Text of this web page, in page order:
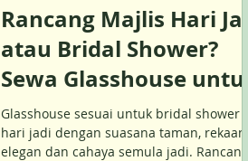
Rancang Majlis Hari Jadi
atau Bridal Shower?
Sewa Glasshouse untuk
Suasana Moden &
Eksklusif
Glasshouse sesuai untuk bridal shower &
hari jadi dengan suasana taman, rekaan
elegan dan cahaya semula jadi. Rancang